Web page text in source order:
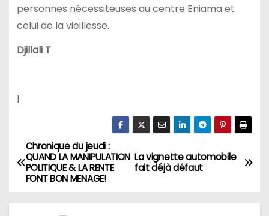
personnes nécessiteuses au centre Eniama et
celui de la vieillesse.
Djillali T
l
N
a
v
La vignette automobile
fait déjà défaut
Chronique du jeudi :
QUAND LA MANIPULATION
POLITIQUE & LA RENTE
FONT BON MENAGE!